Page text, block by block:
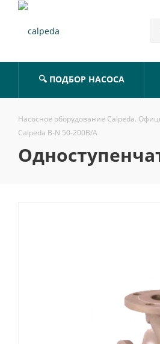
🔍 ПОДБОР НАСОСА
Насосное оборудование Calpeda.
Calpeda B-N 50-200B/A